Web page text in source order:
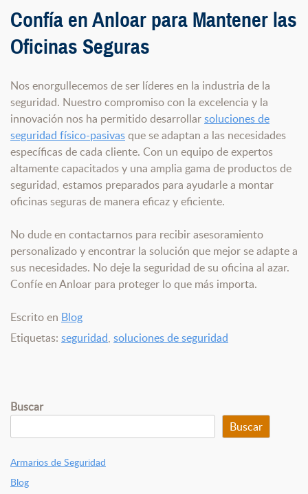
Confía en Anloar para Mantener las
Oficinas Seguras
Nos enorgullecemos de ser líderes en la industria de la
seguridad. Nuestro compromiso con la excelencia y la
innovación nos ha permitido desarrollarsoluciones de
seguridad físico-pasivasque se adaptan a las necesidades
específicas de cada cliente. Con un equipo de expertos
altamente capacitados y una amplia gama de productos de
seguridad, estamos preparados para ayudarle a montar
oficinas seguras de manera eficaz y eficiente.
No dude en contactarnos para recibir asesoramiento
personalizado y encontrar la solución que mejor se adapte a
sus necesidades. No deje la seguridad de su oficina al azar.
Confíe en Anloar para proteger lo que más importa.
Escrito en Blog
Etiquetas: seguridad, soluciones de seguridad
Buscar
Buscar
Armarios de Seguridad
Blog